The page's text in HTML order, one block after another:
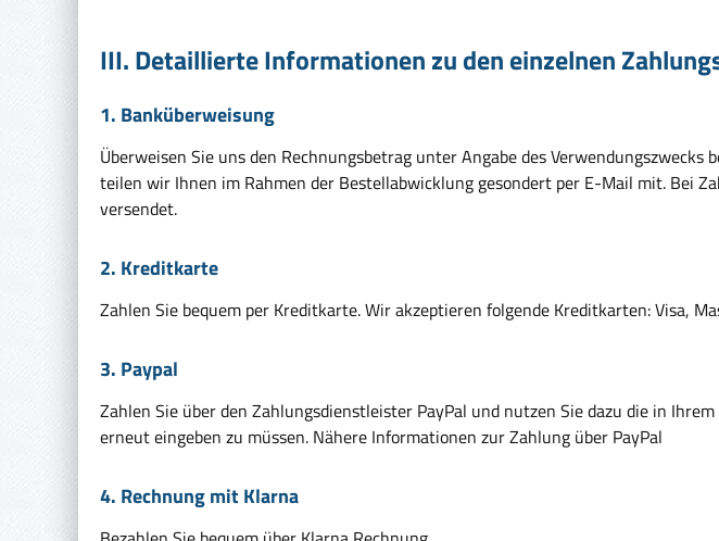
III. Detaillierte Informationen zu den einzelnen
1. Banküberweisung
Überweisen Sie uns den Rechnungsbetrag unter Angabe des
teilen wir Ihnen im Rahmen der Bestellabwicklung gesondert per E-Mail mit. Bei
versendet.
2. Kreditkarte
Zahlen Sie bequem per Kreditkarte. Wir akzeptieren folgende Kreditkarten: Visa,
3. Paypal
Zahlen Sie über den Zahlungsdienstleister PayPal und nutzen Sie dazu die in
erneut eingeben zu müssen. Nähere Informationen zur Zahlung über PayPal
4. Rechnung mit Klarna